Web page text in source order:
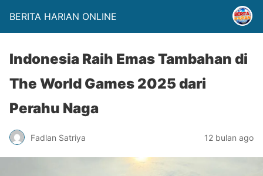
BERITA HARIAN ONLINE
Indonesia Raih Emas Tambahan di
The World Games 2025 dari
Perahu Naga
Fadlan Satriya 12 bulan ago